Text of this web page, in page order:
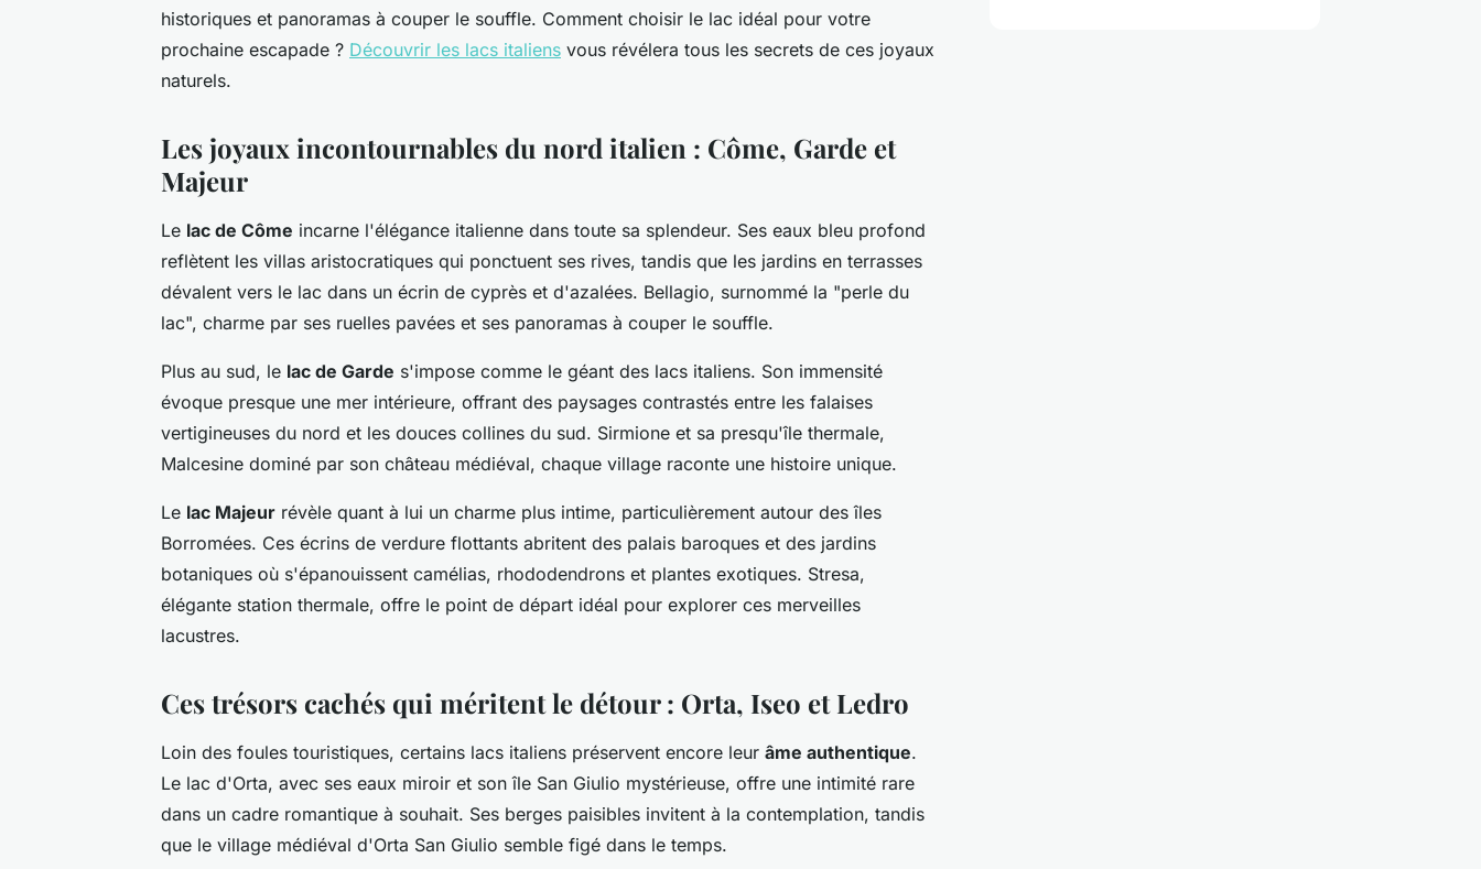
historiques et panoramas à couper le souffle. Comment choisir le lac idéal pour votre
prochaine escapade ? Découvrir les lacs italiens vous révélera tous les secrets de ces joyaux
naturels.
Les joyaux incontournables du nord italien : Côme, Garde et
Majeur
Le lac de Côme incarne l'élégance italienne dans toute sa splendeur. Ses eaux bleu profond
reflètent les villas aristocratiques qui ponctuent ses rives, tandis que les jardins en terrasses
dévalent vers le lac dans un écrin de cyprès et d'azalées. Bellagio, surnommé la "perle du
lac", charme par ses ruelles pavées et ses panoramas à couper le souffle.
Plus au sud, le lac de Garde s'impose comme le géant des lacs italiens. Son immensité
évoque presque une mer intérieure, offrant des paysages contrastés entre les falaises
vertigineuses du nord et les douces collines du sud. Sirmione et sa presqu'île thermale,
Malcesine dominé par son château médiéval, chaque village raconte une histoire unique.
Le lac Majeur révèle quant à lui un charme plus intime, particulièrement autour des îles
Borromées. Ces écrins de verdure flottants abritent des palais baroques et des jardins
botaniques où s'épanouissent camélias, rhododendrons et plantes exotiques. Stresa,
élégante station thermale, offre le point de départ idéal pour explorer ces merveilles
lacustres.
Ces trésors cachés qui méritent le détour : Orta, Iseo et Ledro
Loin des foules touristiques, certains lacs italiens préservent encore leur âme authentique.
Le lac d'Orta, avec ses eaux miroir et son île San Giulio mystérieuse, offre une intimité rare
dans un cadre romantique à souhait. Ses berges paisibles invitent à la contemplation, tandis
que le village médiéval d'Orta San Giulio semble figé dans le temps.